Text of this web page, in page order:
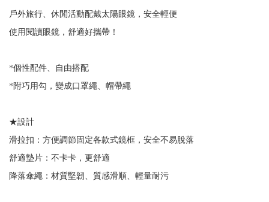
戶外旅行、休閒活動配戴太陽眼鏡，安全輕便
使用閱讀眼鏡，舒適好攜帶！
*個性配件、自由搭配
*附巧用勾，變成口罩繩、帽帶繩
★設計
滑拉扣：方便調節固定各款式鏡框，安全不易脫落
舒適墊片：不卡卡，更舒適
降落傘繩：材質堅韌、質感滑順、輕量耐污